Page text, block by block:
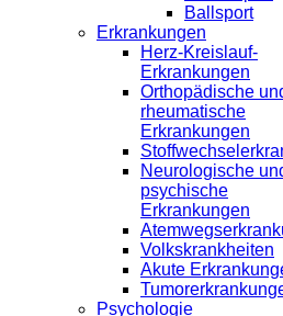
Ballsport
Erkrankungen
Herz-Kreislauf-
Erkrankungen
Orthopädische
rheumatische
Erkrankungen
Neurologische
psychische
Erkrankungen
Volkskrankheiten
Akute
Psychologie